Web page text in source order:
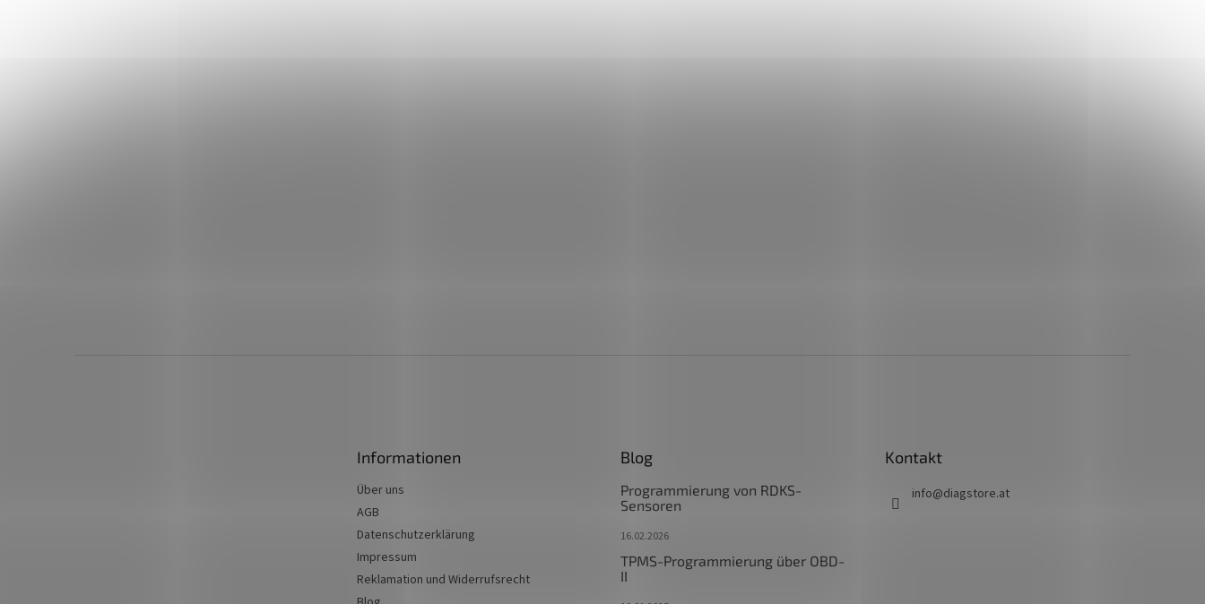
Informationen
Über uns
AGB
Datenschutzerklärung
Impressum
Reklamation und Widerrufsrecht
Blog
Programmierung von RDKS-
Sensoren
16.02.2026
TPMS-Programmierung über OBD-
II
Kontakt
info@diagstore.at